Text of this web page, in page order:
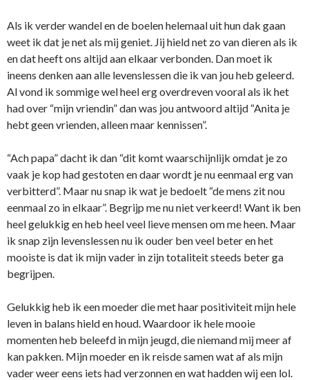
Als ik verder wandel en de boelen helemaal uit hun dak gaan
weet ik dat je net als mij geniet. Jij hield net zo van dieren als ik
en dat heeft ons altijd aan elkaar verbonden. Dan moet ik
ineens denken aan alle levenslessen die ik van jou heb geleerd.
Al vond ik sommige wel heel erg overdreven vooral als ik het
had over “mijn vriendin” dan was jou antwoord altijd “Anita je
hebt geen vrienden, alleen maar kennissen”.
“Ach papa” dacht ik dan “dit komt waarschijnlijk omdat je zo
vaak je kop had gestoten en daar wordt je nu eenmaal erg van
verbitterd”. Maar nu snap ik wat je bedoelt “de mens zit nou
eenmaal zo in elkaar”. Begrijp me nu niet verkeerd! Want ik ben
heel gelukkig en heb heel veel lieve mensen om me heen. Maar
ik snap zijn levenslessen nu ik ouder ben veel beter en het
mooiste is dat ik mijn vader in zijn totaliteit steeds beter ga
begrijpen.
Gelukkig heb ik een moeder die met haar positiviteit mijn hele
leven in balans hield en houd. Waardoor ik hele mooie
momenten heb beleefd in mijn jeugd, die niemand mij meer af
kan pakken. Mijn moeder en ik reisde samen wat af als mijn
vader weer eens iets had verzonnen en wat hadden wij een lol.